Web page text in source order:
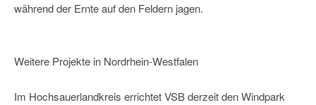
während der Ernte auf den Feldern jagen.
Weitere Projekte in Nordrhein-Westfalen
Im Hochsauerlandkreis errichtet VSB derzeit den Windpark